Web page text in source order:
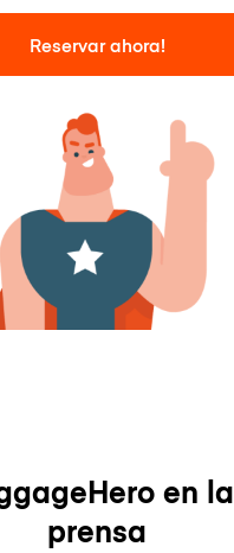
Reservar ahora!
en la
prensa